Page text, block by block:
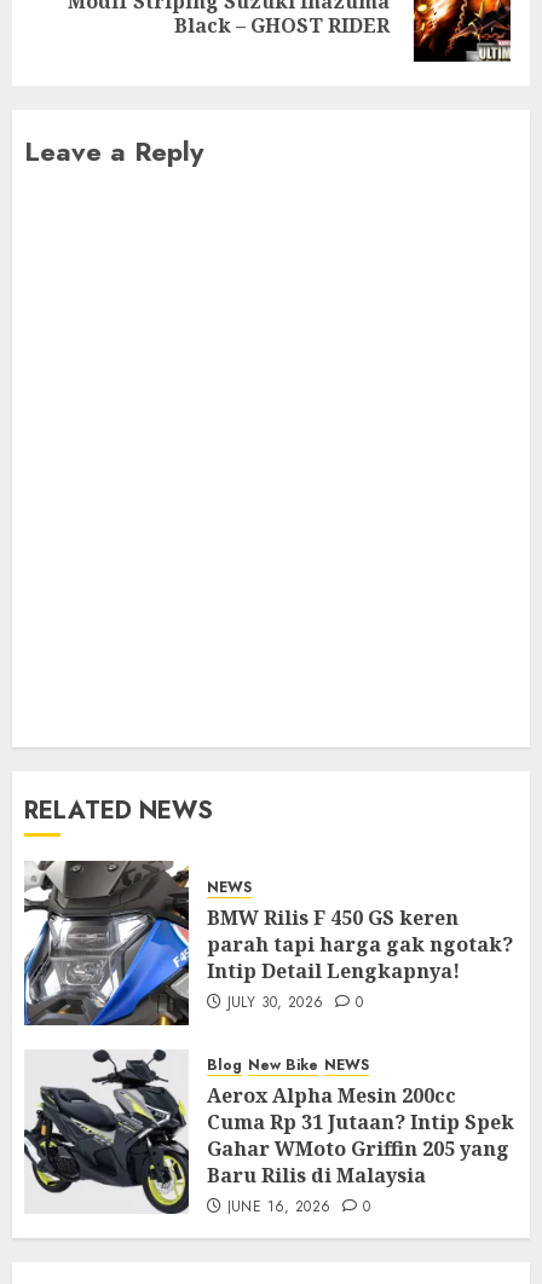
Black – GHOST RIDER
Leave a Reply
RELATED NEWS
NEWS
BMW Rilis F 450 GS keren
parah tapi harga gak ngotak?
Intip Detail Lengkapnya!
JULY 30, 2026 0
Blog New Bike NEWS
Aerox Alpha Mesin 200cc
Cuma Rp 31 Jutaan? Intip Spek
Gahar WMoto Griffin 205 yang
Baru Rilis di Malaysia
JUNE 16, 2026 0